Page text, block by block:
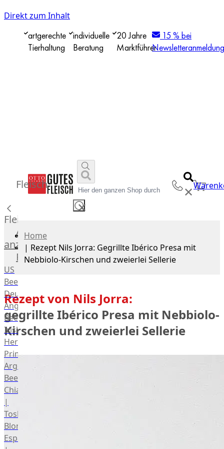
Direkt zum Inhalt
artgerechte
Tierhaltung
individuelle
Beratung
20 Jahre
Marktführer
15 % bei
Newsletteranmeldung
✕
✕
Fleisch
Fleisch
Alle
anzeigen
Rind
US
Beef
Deutsches
Angus
Beef
Irish
Hereford
Prime
Argentina
Beef
Chianina
|
Toskana
Blonda
Espanola
Home
| Rezept Nils Jorra: Gegrillte Ibérico Presa mit
Nebbiolo-Kirschen und zweierlei Sellerie
Rezept von Nils Jorra:
gegrillte Ibérico Presa mit Nebbiolo-
Kirschen und zweierlei Sellerie